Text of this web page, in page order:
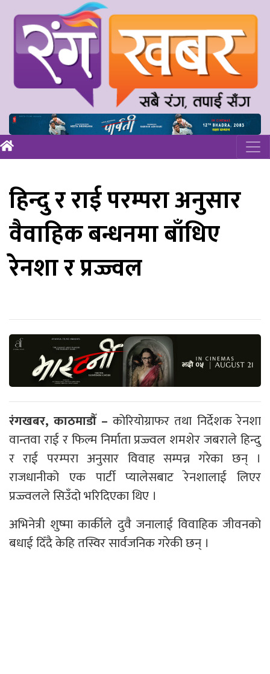
हिन्दु र राई परम्परा अनुसार
वैवाहिक बन्धनमा बाँधिए
रेनशा र प्रज्ज्वल
रंगखबर, काठमाडौँ – कोरियोग्राफर तथा निर्देशक रेनशा
वान्तवा राई र फिल्म निर्माता प्रज्ज्वल शमशेर जबराले हिन्दु
र राई परम्परा अनुसार विवाह सम्पन्न गरेका छन् ।
राजधानीको एक पार्टी प्यालेसबाट रेनशालाई लिएर
प्रज्ज्वलले सिउँदो भरिदिएका थिए ।
अभिनेत्री शुष्मा कार्कीले दुवै जनालाई विवाहिक जीवनको
बधाई दिँदै केहि तस्विर सार्वजनिक गरेकी छन् ।